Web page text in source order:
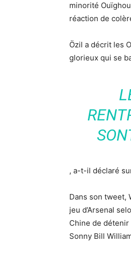
minorité
réaction de
Özil a décrit les
glorieux qui se
, a-t-il déclaré
Dans son tweet,
jeu d’Arsenal
Chine de détenir
Sonny Bill